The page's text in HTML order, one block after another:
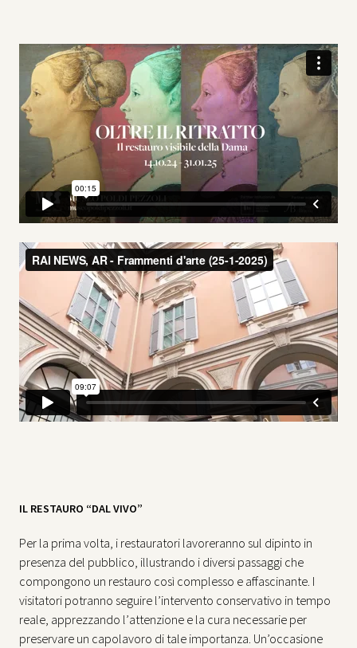
IL RESTAURO “DAL VIVO”
Per la prima volta, i restauratori lavoreranno sul dipinto in
presenza del pubblico, illustrando i diversi passaggi che
compongono un restauro così complesso e affascinante. I
visitatori potranno seguire l’intervento conservativo in tempo
reale, apprezzando l’attenzione e la cura necessarie per
preservare un capolavoro di tale importanza. Un’occasione